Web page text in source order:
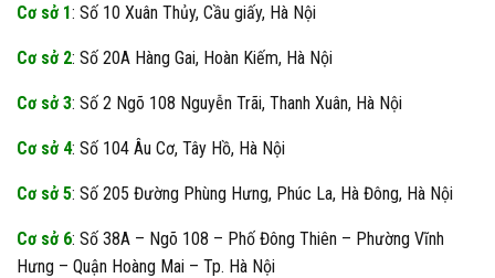
Cơ sở 1: Số 10 Xuân Thủy, Cầu giấy, Hà Nội
Cơ sở 2: Số 20A Hàng Gai, Hoàn Kiếm, Hà Nội
Cơ sở 3: Số 2 Ngõ 108 Nguyễn Trãi, Thanh Xuân, Hà Nội
Cơ sở 4: Số 104 Âu Cơ, Tây Hồ, Hà Nội
Cơ sở 5: Số 205 Đường Phùng Hưng, Phúc La, Hà Đông, Hà Nội
Cơ sở 6: Số 38A – Ngõ 108 – Phố Đông Thiên – Phường Vĩnh
Hưng – Quận Hoàng Mai – Tp. Hà Nội